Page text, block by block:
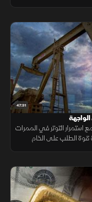
47:31
استمرار التوتر في الممرات
قوة الطلب على الخام